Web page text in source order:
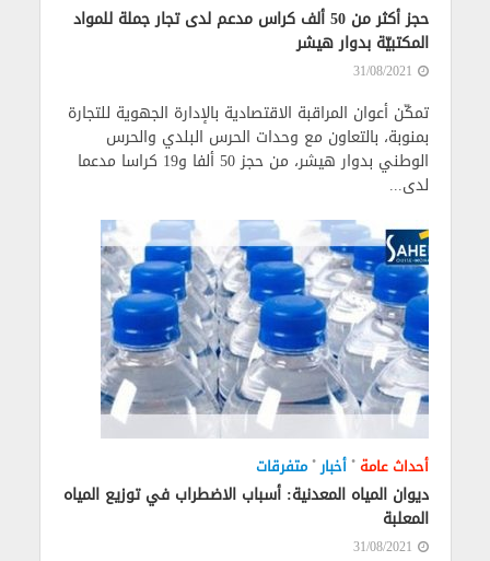
حجز أكثر من 50 ألف كراس مدعم لدى تجار جملة للمواد
المكتبيّة بدوار هيشر
31/08/2021
تمكّن أعوان المراقبة الاقتصادية بالإدارة الجهوية للتجارة
بمنوبة، بالتعاون مع وحدات الحرس البلدي والحرس
الوطني بدوار هيشر، من حجز 50 ألفا و19 كراسا مدعما
لدى...
أحداث عامة • أخبار• متفرقات
ديوان المياه المعدنية: أسباب الاضطراب في توزيع المياه
المعلبة
31/08/2021